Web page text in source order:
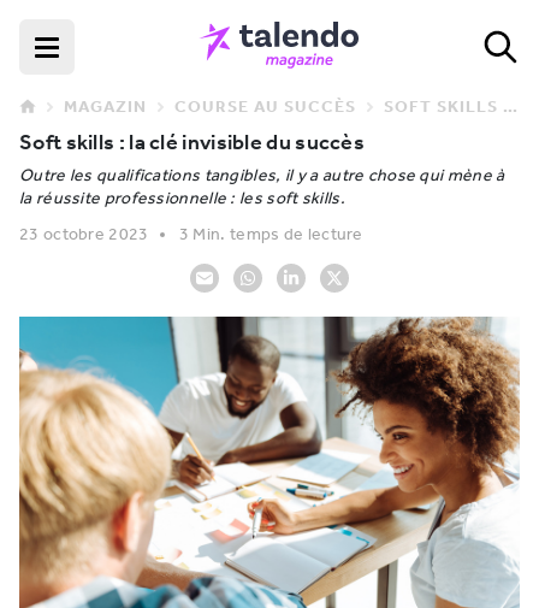
MAGAZIN COURSE AU SUCCÈS SOFT SKILLS : LA CLÉ INVISIBLE DU SUCCÈS
Soft skills : la clé invisible du succès
Outre les qualifications tangibles, il y a autre chose qui mène à
la réussite professionnelle : les soft skills.
23 octobre 2023
3 Min. temps de lecture